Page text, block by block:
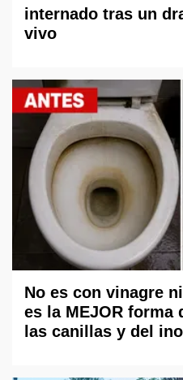
internado tras un
vivo
No es con vinagre
es la MEJOR forma
las canillas y del